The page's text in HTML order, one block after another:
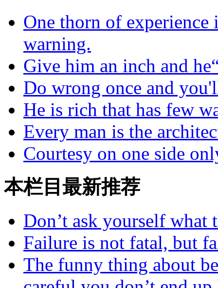
One thorn of
warning.
Give him an inch and
Do wrong once and
He is rich that has few
Every man is the
Courtesy on one side
本栏目最新推荐
Don’t ask yourself what
Failure is not fatal, but
The funny thing about